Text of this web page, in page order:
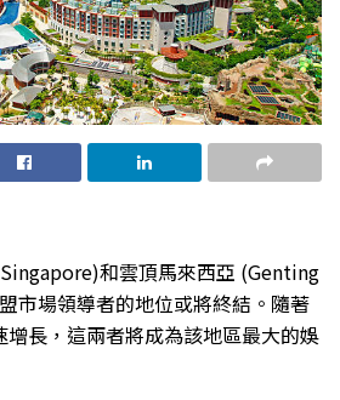
和雲頂馬來西亞 (Genting
市場領導者的地位或將終結。隨著
長，這兩者將成為該地區最大的娛